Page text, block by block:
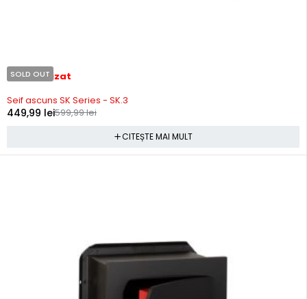
SOLD OUT
Stoc epuizat
Seif ascuns SK Series - SK.3
599,99lei
449,99 lei
CITEȘTE MAI MULT